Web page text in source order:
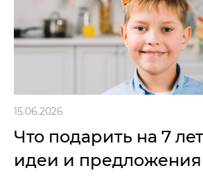
15.06.2026
Что подарить на 7
идеи и предложения